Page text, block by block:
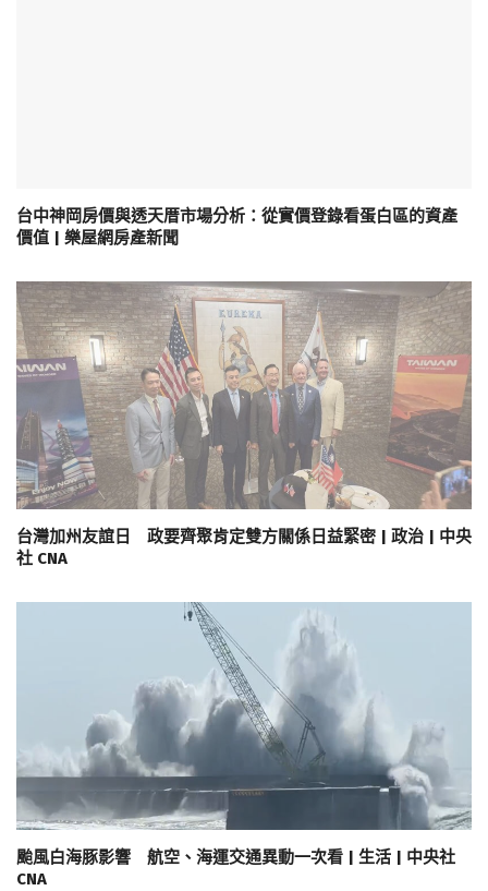
台中神岡房價與透天厝市場分析：從實價登錄看蛋白區的資產
價值 | 樂屋網房產新聞
台灣加州友誼日 政要齊聚肯定雙方關係日益緊密 | 政治 | 中央
社 CNA
颱風白海豚影響 航空、海運交通異動一次看 | 生活 | 中央社
CNA